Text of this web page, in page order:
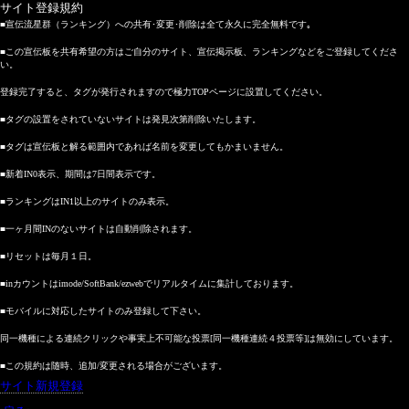
サイト登録規約
■宣伝流星群（ランキング）への共有･変更･削除は全て永久に完全無料です｡
■この宣伝板を共有希望の方はご自分のサイト、宣伝掲示板、ランキングなどをご登録してくださ
い。
登録完了すると、タグが発行されますので極力TOPページに設置してください。
■タグの設置をされていないサイトは発見次第削除いたします。
■タグは宣伝板と解る範囲内であれば名前を変更してもかまいません。
■新着IN0表示、期間は7日間表示です。
■ランキングはIN1以上のサイトのみ表示。
■一ヶ月間INのないサイトは自動削除されます。
■リセットは毎月１日。
■inカウントはimode/SoftBank/ezwebでリアルタイムに集計しております。
■モバイルに対応したサイトのみ登録して下さい。
同一機種による連続クリックや事実上不可能な投票[同一機種連続４投票等]は無効にしています。
■この規約は随時、追加/変更される場合がございます。
サイト新規登録